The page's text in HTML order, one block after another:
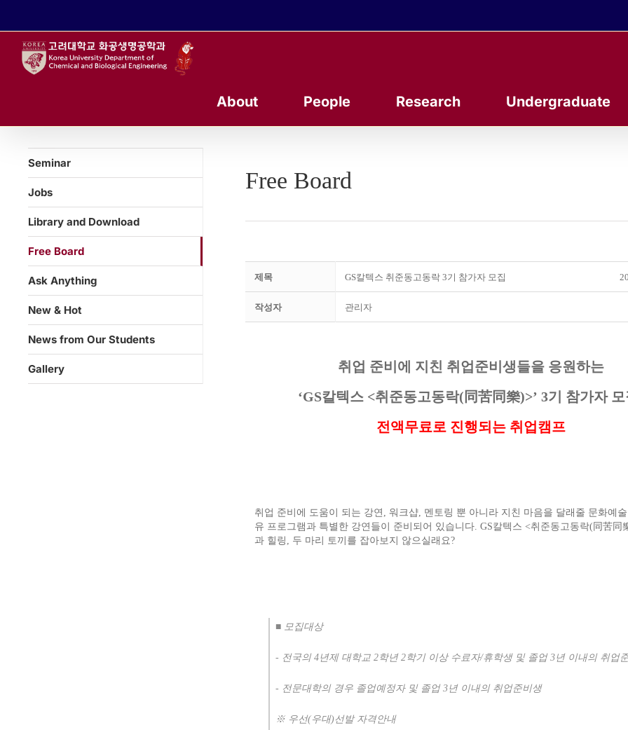
About People Research Undergraduate
Free Board
제목 GS칼텍스 취준동고동락 3기 참가자 모집
작성자 관리자
취업 준비에 지친 취업준비생들을 응원하는
‘GS칼텍스 <취준동고동락( 同苦同樂)>’ 3기 참가자 모
전액무료로 진행되는 취업캠프
취업 준비에 도움이 되는 강연 워크샵, 멘토링 뿐 아니라 지친 마음을 달래줄 문화예
유 프로그램과 특별한 강연들이 준비되어 있습니다. GS칼텍스 <취준동고동락( 同苦同
과 힐링
두 마리 토끼를 잡아보지 않으실래요?
■ 모집대상
- 전국의 4년제 대학교 2학년 2학기 이상 수료자/휴학생 및 졸업 3년 이내의 취업
- 전문대학의 경우 졸업예정자 및 졸업 3년 이내의 취업준비생
※ 우선(우대)선발 자격안내
Seminar
Jobs
Library and Download
Free Board
Ask Anything
New & Hot
News from Our Students
Gallery